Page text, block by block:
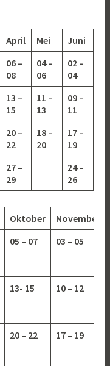
April Mei
Juni
06 –
08
04 –
06
02 –
04
13 –
15
11 –
13
09 –
11
20 –
22
18 –
20
17 –
19
27 –
29
24 –
26
Oktober
November
05 – 07 03 – 05
13- 15 10 – 12
20 – 22 17 – 19